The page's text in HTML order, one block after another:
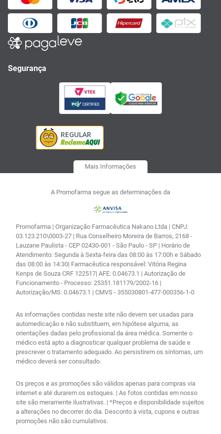
Segurança
Mais Informações
A Promofarma segue as determinações da
Promofarma | Organização Farmacêutica Nakano Ltda | CNPJ:
03.123.210\0003-27 | Rua Conselheiro Moreira de Barros, 2168 -
Lauzane Paulista - CEP 02430-001 - São Paulo - SP | Horário de
Atendimento: Segunda à Sexta-feira das 08:00 às 17:00h e Sábado
das 08:00 às 14:30| Farmacêutica responsável: Vitória Regina
Kenps de Souza CRF 122517| AFE: 0.04673.1 | Autorização de
Funcionamento - Processo: 25351.181179/2002-16 |
Autorização/MS: 0.04673.1 | CMVS - 355030801-477-000356-1-0
As informações contidas neste site não devem ser usadas para
automedicação e não substituem, em hipótese alguma, as
orientações dadas pelo profissional da área médica. Somente o
médico está apto a diagnosticar qualquer problema de saúde e
prescrever o tratamento adequado. Ao persistirem os sintomas, um
médico deverá ser consultado.
Os preços e as promoções são válidos apenas para compras via
internet e até durarem os estoques. | As fotos contidas em nosso
site são meramente ilustrativas. | *Preços e disponibilidade sujeitos
a alterações no decorrer do dia. Desconto à vista, cupons e outras
promoções não são cumulativos.